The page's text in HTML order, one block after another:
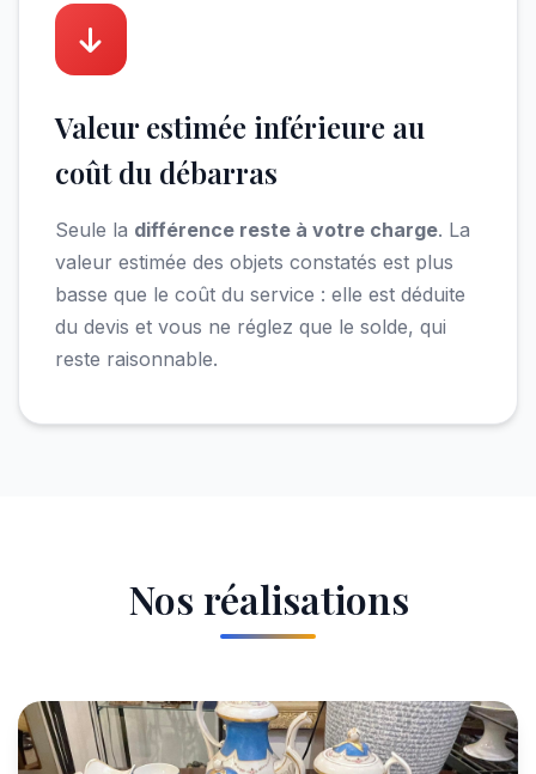
Valeur estimée inférieure au
coût du débarras
Seule la différence reste à votre charge. La
valeur estimée des objets constatés est plus
basse que le coût du service : elle est déduite
du devis et vous ne réglez que le solde, qui
reste raisonnable.
Nos réalisations